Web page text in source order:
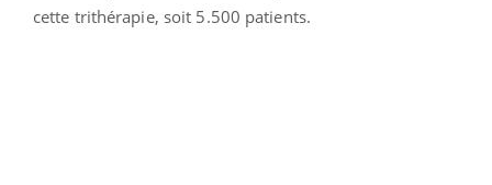
cette trithérapie, soit 5.500 patients.